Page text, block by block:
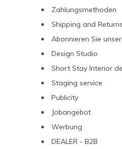
Zahlungsmethoden
Shipping and
Abonnieren Sie
Design Studio
Short Stay Interior
Staging service
Publicity
Jobangebot
Werbung
DEALER - B2B